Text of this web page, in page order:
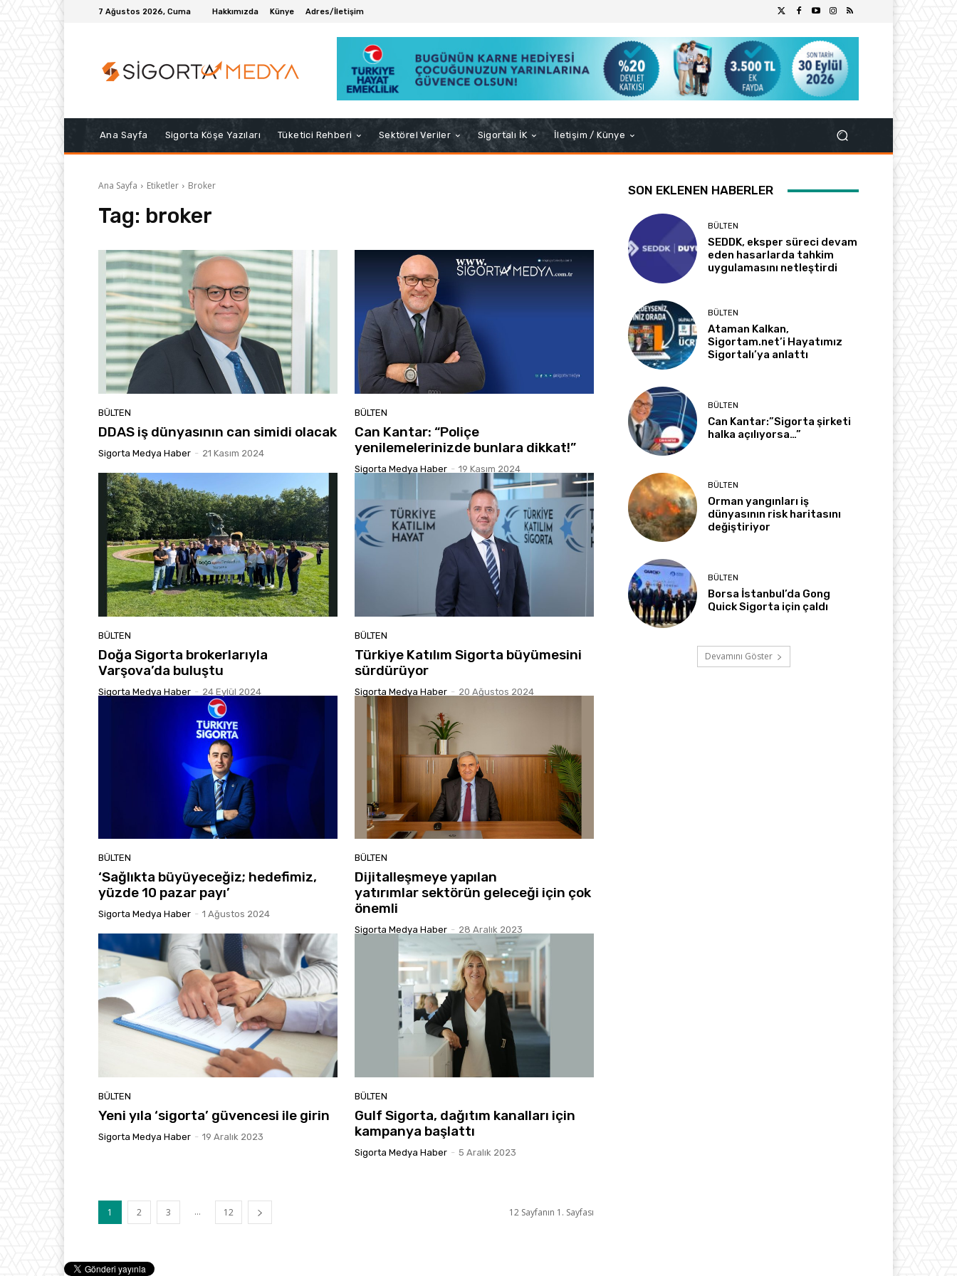
7 Ağustos 2026, Cuma Hakkımızda Künye Adres/İletişim
Ana Sayfa Sigorta Köşe Yazıları Tüketici Rehberi Sektörel Veriler Sigortalı İK İletişim / Künye
Ana Sayfa Etiketler Broker
Tag: broker
BÜLTEN
DDAS iş dünyasının can simidi olacak
Sigorta Medya Haber - 21 Kasım 2024
BÜLTEN
Can Kantar: “Poliçe
yenilemelerinizde bunlara dikkat!”
Sigorta Medya Haber - 19 Kasım 2024
BÜLTEN
Doğa Sigorta brokerlarıyla
Varşova’da buluştu
Sigorta Medya Haber - 24 Eylül 2024
BÜLTEN
Türkiye Katılım Sigorta büyümesini
sürdürüyor
Sigorta Medya Haber - 20 Ağustos 2024
BÜLTEN
‘Sağlıkta büyüyeceğiz; hedefimiz,
yüzde 10 pazar payı’
Sigorta Medya Haber - 1 Ağustos 2024
BÜLTEN
Dijitalleşmeye yapılan
yatırımlar sektörün geleceği için çok
önemli
Sigorta Medya Haber - 28 Aralık 2023
BÜLTEN
Yeni yıla ‘sigorta’ güvencesi ile girin
Sigorta Medya Haber - 19 Aralık 2023
BÜLTEN
Gulf Sigorta, dağıtım kanalları için
kampanya başlattı
Sigorta Medya Haber - 5 Aralık 2023
1 2 3 ... 12 12 Sayfanın 1. Sayfası
SON EKLENEN HABERLER
BÜLTEN
SEDDK, eksper süreci devam
eden hasarlarda tahkim
uygulamasını netleştirdi
BÜLTEN
Ataman Kalkan,
Sigortam.net’i Hayatımız
Sigortalı’ya anlattı
BÜLTEN
Can Kantar:”Sigorta şirketi
halka açılıyorsa…”
BÜLTEN
Orman yangınları iş
dünyasının risk haritasını
değiştiriyor
BÜLTEN
Borsa İstanbul’da Gong
Quick Sigorta için çaldı
Devamını Göster